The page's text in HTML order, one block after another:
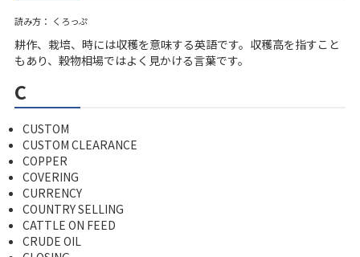
読み方： くろっぷ
耕作、栽培、時には収穫を意味する英語です。収穫高を指すこと
もあり、穀物相場ではよく見かける言葉です。
c
CUSTOM
CUSTOM CLEARANCE
COPPER
COVERING
CURRENCY
COUNTRY SELLING
CATTLE ON FEED
CRUDE OIL